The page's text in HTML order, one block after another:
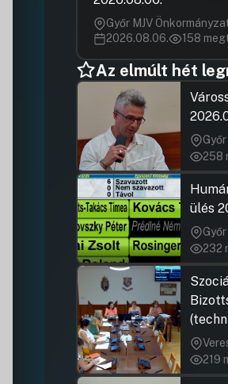
Győr MJV
2026.08.06.
158
Az elmúlt hét
258
ülés
232
219